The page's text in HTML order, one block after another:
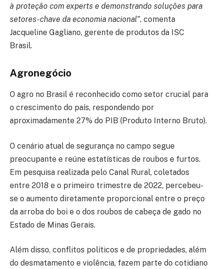
à proteção com experts e demonstrando soluções para
setores-chave da economia nacional”, comenta
Jacqueline Gagliano, gerente de produtos da ISC
Brasil.
Agronegócio
O agro no Brasil é reconhecido como setor crucial para
o crescimento do país, respondendo por
aproximadamente 27% do PIB (Produto Interno Bruto).
O cenário atual de segurança no campo segue
preocupante e reúne estatísticas de roubos e furtos.
Em pesquisa realizada pelo Canal Rural, coletados
entre 2018 e o primeiro trimestre de 2022, percebeu-
se o aumento diretamente proporcional entre o preço
da arroba do boi e o dos roubos de cabeça de gado no
Estado de Minas Gerais.
Além disso, conflitos políticos e de propriedades, além
do desmatamento e violência, fazem parte do cotidiano